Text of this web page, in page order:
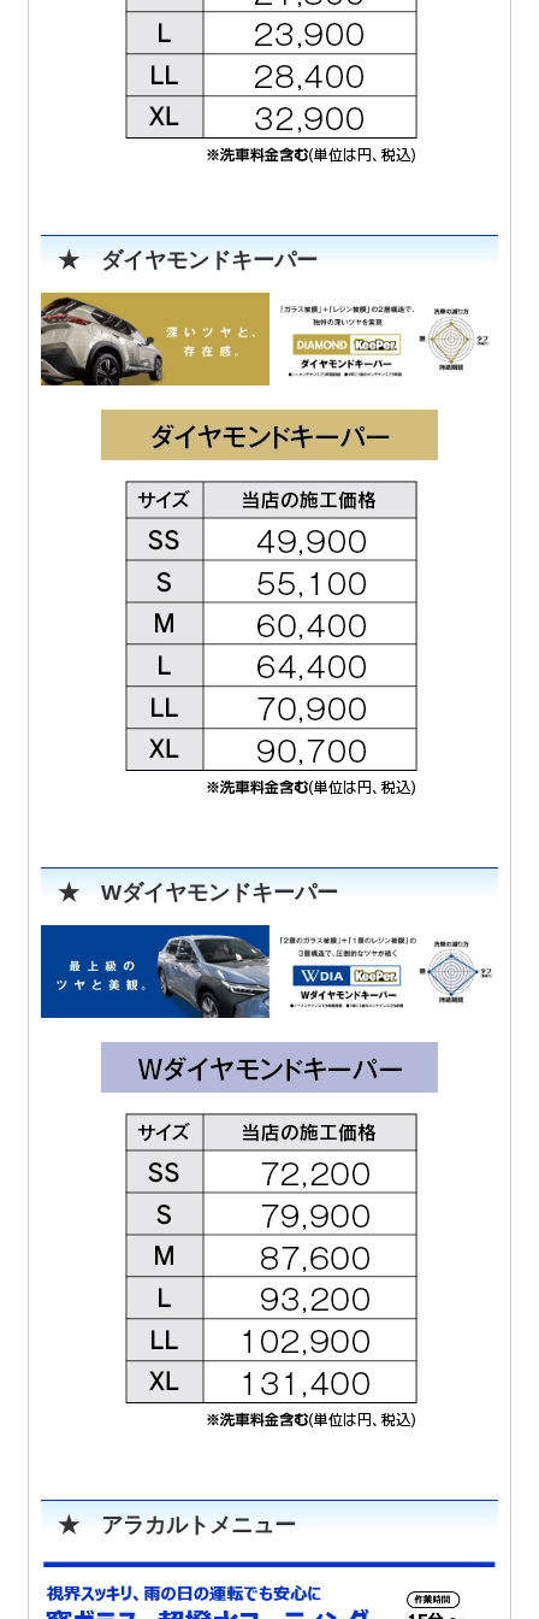
★ ダイヤモンドキーパー
★ Wダイヤモンドキーパー
★ アラカルトメニュー